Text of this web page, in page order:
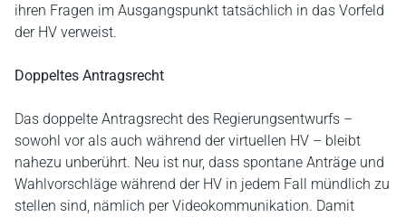
ihren Fragen im Ausgangspunkt tatsächlich in das Vorfeld
der HV verweist.
Doppeltes Antragsrecht
Das doppelte Antragsrecht des Regierungsentwurfs –
sowohl vor als auch während der virtuellen HV – bleibt
nahezu unberührt. Neu ist nur, dass spontane Anträge und
Wahlvorschläge während der HV in jedem Fall mündlich zu
stellen sind, nämlich per Videokommunikation. Damit